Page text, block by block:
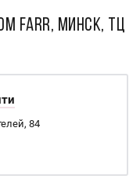
Farr, Минск, ТЦ
84